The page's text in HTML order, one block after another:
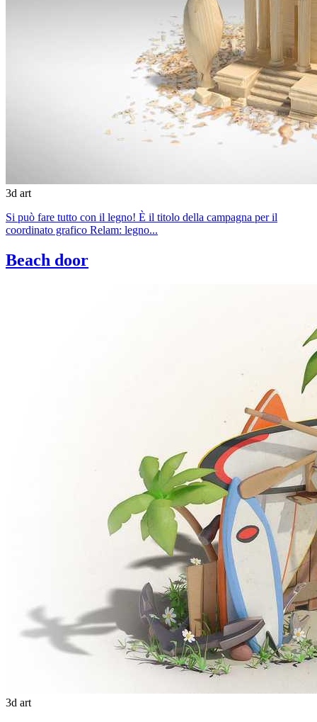
3d art
Si può fare tutto con il legno! È il titolo della campagna per il
coordinato grafico Relam: legno...
Beach door
3d art